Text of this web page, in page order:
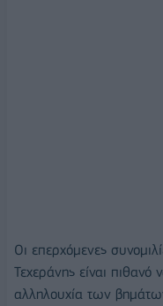
Οι επερχόμενες
Τεχεράνης είναι
αλληλουχία των